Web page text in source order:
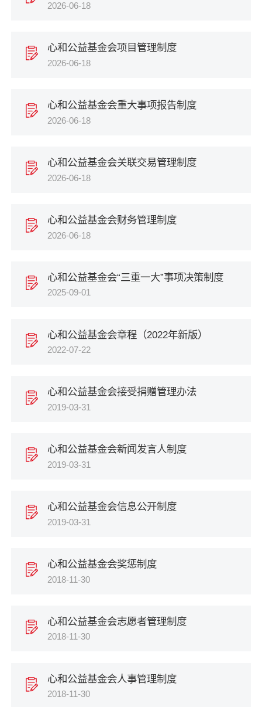
2026-06-18
心和公益基金会项目管理制度
2026-06-18
心和公益基金会重大事项报告制度
2026-06-18
心和公益基金会关联交易管理制度
2026-06-18
心和公益基金会财务管理制度
2026-06-18
心和公益基金会“三重一大”事项决策制度
2025-09-01
心和公益基金会章程（2022年新版）
2022-07-22
心和公益基金会接受捐赠管理办法
2019-03-31
心和公益基金会新闻发言人制度
2019-03-31
心和公益基金会信息公开制度
2019-03-31
心和公益基金会奖惩制度
2018-11-30
心和公益基金会志愿者管理制度
2018-11-30
心和公益基金会人事管理制度
2018-11-30